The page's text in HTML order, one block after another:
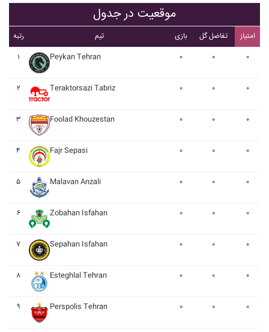
موقعیت در جدول
رتبه تیم بازی تفاضل گل
امتیاز
۱
Peykan Tehran ۰ ۰ ۰
۲ Teraktorsazi Tabriz ۰ ۰ ۰
۳ Foolad Khouzestan ۰ ۰ ۰
۴ Fajr Sepasi ۰ ۰ ۰
۵ Malavan Anzali ۰ ۰ ۰
۶ Zobahan Isfahan ۰ ۰ ۰
۷ Sepahan Isfahan ۰ ۰ ۰
۸ Esteghlal Tehran ۰ ۰ ۰
۹ Perspolis Tehran ۰ ۰ ۰